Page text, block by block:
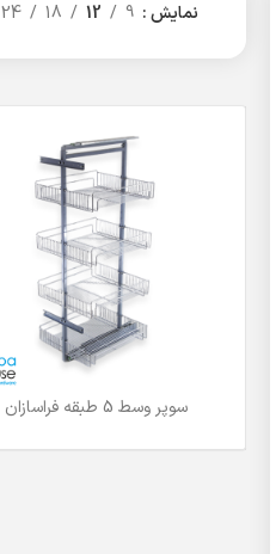
نمایش 9
12
18
24
اطلاعات بیشتر
سوپر وسط 5 طبقه فراسازان